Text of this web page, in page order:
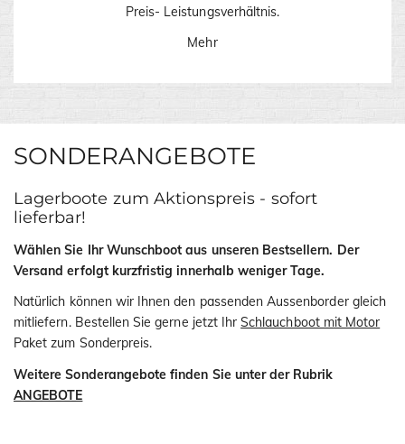
Preis- Leistungsverhältnis.
Mehr
SONDERANGEBOTE
Lagerboote zum Aktionspreis - sofort
lieferbar!
Wählen Sie Ihr Wunschboot aus unseren Bestsellern. Der
Versand erfolgt kurzfristig innerhalb weniger Tage.
Natürlich können wir Ihnen den passenden Aussenborder gleich
mitliefern. Bestellen Sie gerne jetzt IhrSchlauchboot mit Motor
Paket zum Sonderpreis.
Weitere Sonderangebote finden Sie unter der Rubrik
ANGEBOTE